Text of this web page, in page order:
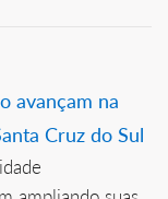
avançam na
Cruz do Sul